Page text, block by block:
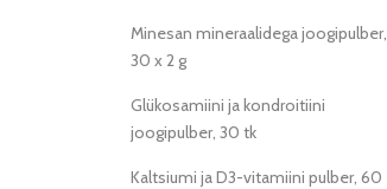
Minesan mineraalidega joogipulber,
30 x 2 g
Glükosamiini ja kondroitiini
joogipulber, 30 tk
Kaltsiumi ja D3-vitamiini pulber, 60